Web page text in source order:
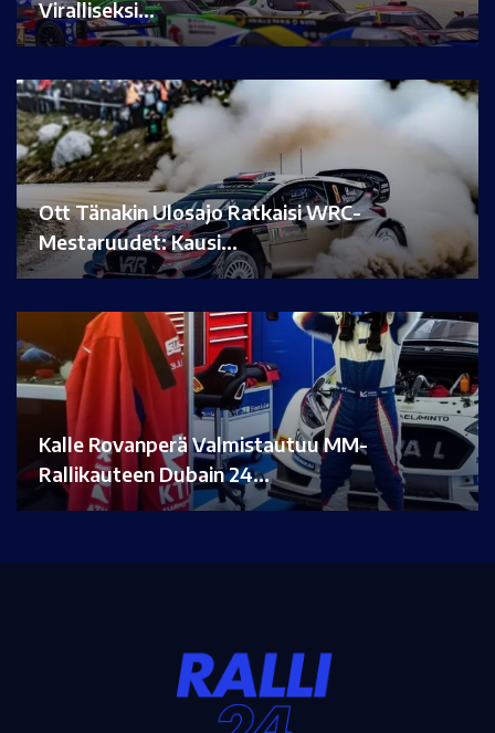
Viralliseksi…
Ott Tänakin Ulosajo Ratkaisi WRC-
Mestaruudet: Kausi…
Kalle Rovanperä Valmistautuu MM-
Rallikauteen Dubain 24…